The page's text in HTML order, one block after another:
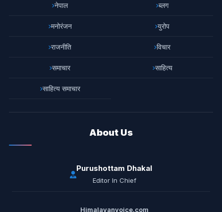
नेपाल ब्लग
मनोरंजन युरोप
राजनीति विचार
समाचार साहित्य
साहित्य समाचार
About Us
Purushottam Dhakal
Editor In Chief
Himalayanvoice.com